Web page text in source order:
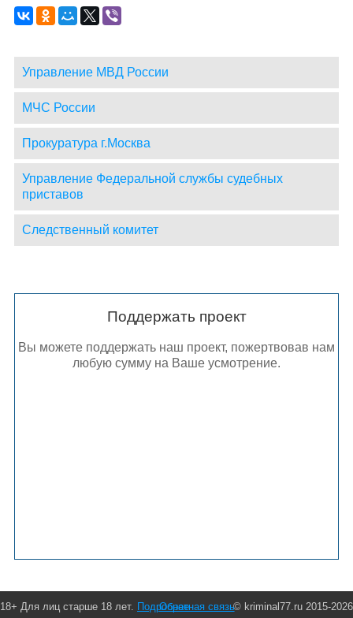
Управление МВД России
МЧС России
Прокуратура г.Москва
Управление Федеральной службы судебных
приставов
Следственный комитет
Поддержать проект
Вы можете поддержать наш проект, пожертвовав нам
любую сумму на Ваше усмотрение.
18+ Для лиц старше 18 лет. Подробнее © kriminal77.ru 2015-2026
Обратная связь